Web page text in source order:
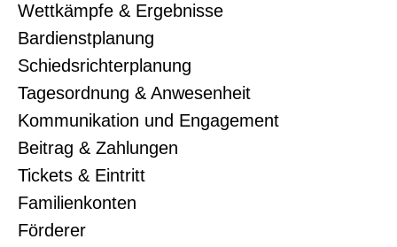
Wettkämpfe & Ergebnisse
Bardienstplanung
Schiedsrichterplanung
Tagesordnung & Anwesenheit
Kommunikation und Engagement
Beitrag & Zahlungen
Tickets & Eintritt
Familienkonten
Förderer